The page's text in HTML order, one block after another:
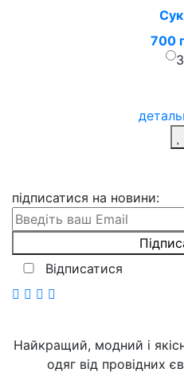
700
підписатися на новини:
Відписатися
Найкращий, модний і
одяг від провідних